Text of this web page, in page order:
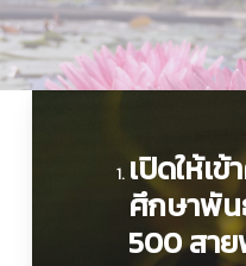
เปิดให้เ
ศึกษาพัน
500 สา